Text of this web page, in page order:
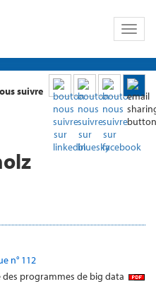
Toggle
suivre
n° 112
des programmes de big data